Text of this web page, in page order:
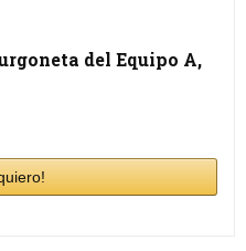
del Equipo A,